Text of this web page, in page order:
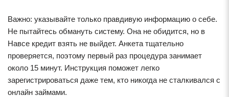
Важно: указывайте только правдивую информацию о себе.
Не пытайтесь обмануть систему. Она не обидится, но в
Навсе кредит взять не выйдет. Анкета тщательно
проверяется, поэтому первый раз процедура занимает
около 15 минут. Инструкция поможет легко
зарегистрироваться даже тем, кто никогда не сталкивался с
онлайн займами.